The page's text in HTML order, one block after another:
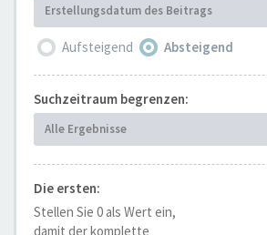
Erstellungsdatum des Beitrags
Aufsteigend Absteigend
Suchzeitraum begrenzen:
Alle Ergebnisse
Die ersten:
Stellen Sie 0 als Wert ein,
damit der komplette